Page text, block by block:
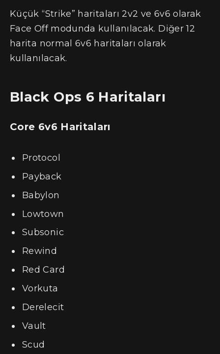
Küçük “Strike” haritaları 2v2 ve 6v6 olarak
Face Off modunda kullanılacak. Diğer 12
harita normal 6v6 haritaları olarak
kullanılacak.
Black Ops 6 Haritaları
Core 6v6 Haritaları
Protocol
Payback
Babylon
Lowtown
Subsonic
Rewind
Red Card
Vorkuta
Derelecit
Vault
Scud